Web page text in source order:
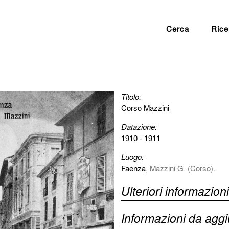
Cerca
Titolo:
Corso Mazzini
Datazione:
1910 - 1911
Luogo:
Faenza, Mazzini G. (Corso).
Ulteriori informazioni
Informazioni da